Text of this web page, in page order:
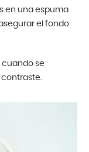
en una espuma
el fondo
cuando se